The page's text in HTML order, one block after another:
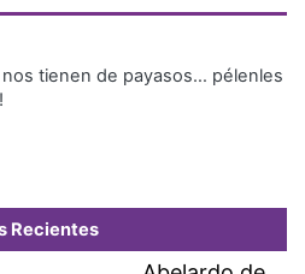
nos tienen de payasos… pélenles
Recientes